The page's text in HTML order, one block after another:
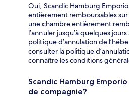
Oui, Scandic Hamburg
entièrement remboursables
une chambre entièrement
l’annuler jusqu’à quelques
politique d’annulation de
consulter la politique
connaître les conditions
Scandic Hamburg
de compagnie?